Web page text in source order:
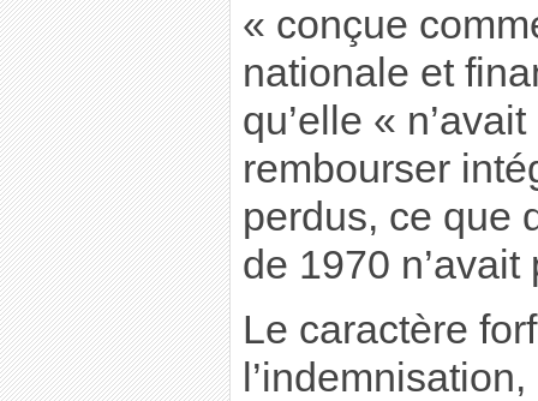
« conçue
nationale et
qu’elle «
rembourser
perdus, ce que
de 1970
Le caractère